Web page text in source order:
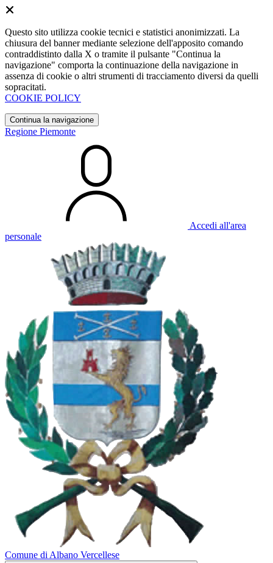
Questo sito utilizza cookie tecnici e statistici anonimizzati. La
chiusura del banner mediante selezione dell'apposito comando
contraddistinto dalla X o tramite il pulsante "Continua la
navigazione" comporta la continuazione della navigazione in
assenza di cookie o altri strumenti di tracciamento diversi da quelli
sopracitati.
COOKIE POLICY
Continua la navigazione
Regione Piemonte
Accedi all'area
personale
Comune di Albano Vercellese